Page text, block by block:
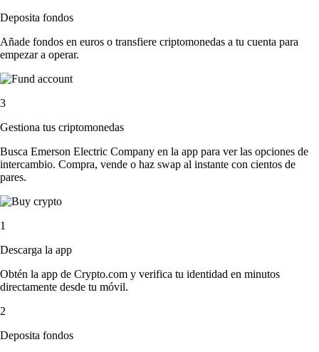
Deposita fondos
Añade fondos en euros o transfiere criptomonedas a tu cuenta para
empezar a operar.
3
Gestiona tus criptomonedas
Busca Emerson Electric Company en la app para ver las opciones de
intercambio. Compra, vende o haz swap al instante con cientos de
pares.
1
Descarga la app
Obtén la app de Crypto.com y verifica tu identidad en minutos
directamente desde tu móvil.
2
Deposita fondos